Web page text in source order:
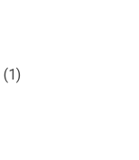
(1)